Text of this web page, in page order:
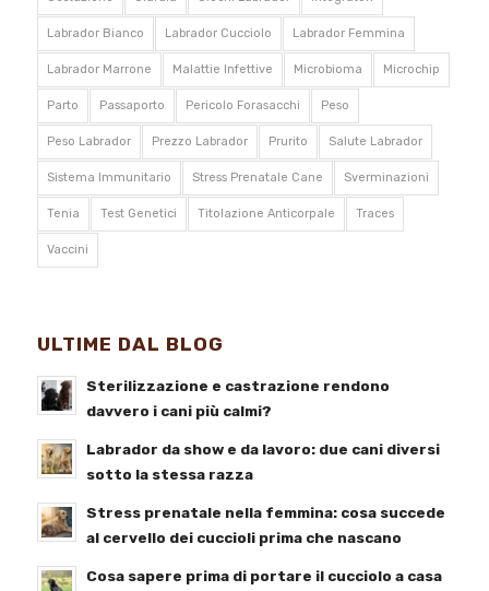
Labrador Bianco Labrador Cucciolo Labrador Femmina
Labrador Marrone Malattie Infettive Microbioma Microchip
Parto Passaporto Pericolo Forasacchi Peso
Peso Labrador Prezzo Labrador Prurito Salute Labrador
Sistema Immunitario Stress Prenatale Cane Sverminazioni
Tenia Test Genetici Titolazione Anticorpale Traces
Vaccini
ULTIME DAL BLOG
Sterilizzazione e castrazione rendono
davvero i cani più calmi?
Labrador da show e da lavoro: due cani diversi
sotto la stessa razza
Stress prenatale nella femmina: cosa succede
al cervello dei cuccioli prima che nascano
Cosa sapere prima di portare il cucciolo a casa